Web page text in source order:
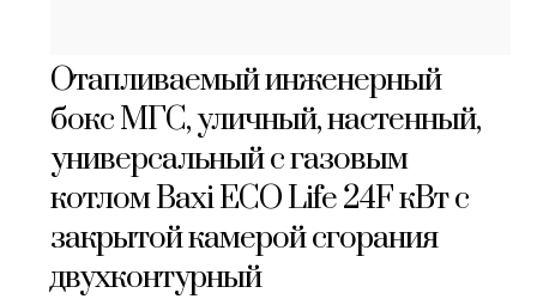
Отапливаемый инженерный
бокс МГС, уличный, настенный,
универсальный с газовым
котлом Baxi ECO Life 24F кВт с
закрытой камерой сгорания
двухконтурный